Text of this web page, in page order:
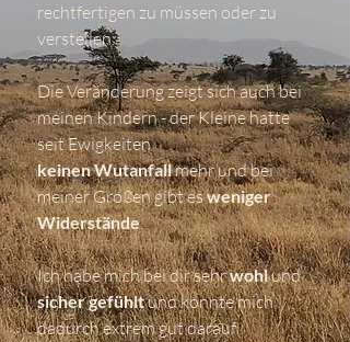
rechtfertigen zu müssen oder zu
verstellen.
Die Veränderung zeigt sich auch bei
meinen Kindern - der Kleine hatte
seit Ewigkeiten
keinen Wutanfallmehr und bei
meiner Großen gibt esweniger
Widerstände.
Ich habe mich bei dir sehrwohlund
sicher gefühltund konnte mich
dadurch extrem gut darauf